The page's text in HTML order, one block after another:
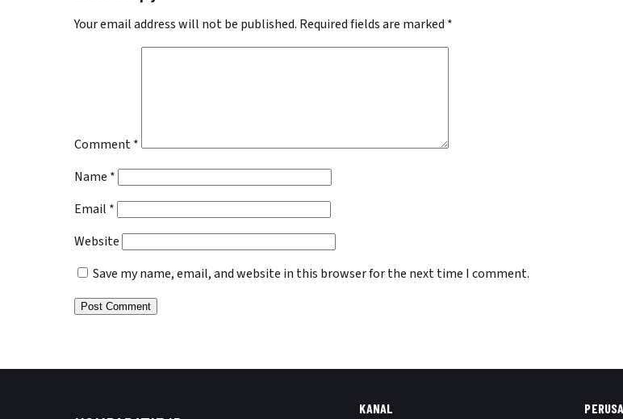
Your email address will not be published. Required fields are marked *
Comment*
Name *
Email *
Website
Save my name, email, and website in this browser for the next time I comment.
KANAL